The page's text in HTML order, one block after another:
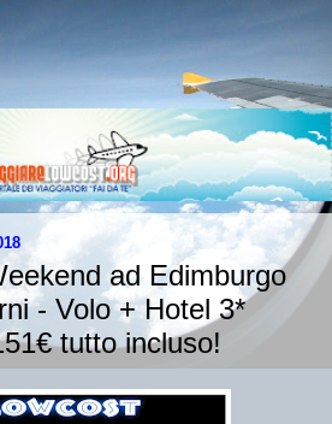
ad Edimburgo
- Volo + Hotel 3*
tutto incluso!